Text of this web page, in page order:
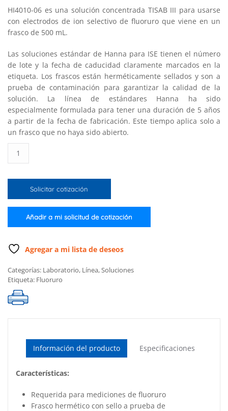
HI4010-06 es una solución concentrada TISAB III para usarse
con electrodos de ion selectivo de fluoruro que viene en un
frasco de 500 mL.
Las soluciones estándar de Hanna para ISE tienen el número
de lote y la fecha de caducidad claramente marcados en la
etiqueta. Los frascos están herméticamente sellados y son a
prueba de contaminación para garantizar la calidad de la
solución. La línea de estándares Hanna ha sido
especialmente formulada para tener una duración de 5 años
a partir de la fecha de fabricación. Este tiempo aplica solo a
un frasco que no haya sido abierto.
ISE
cantidad
Solicitar cotización
Añadir a mi solicitud de cotización
Agregar a mi lista de deseos
Categorías: Laboratorio, Línea,Soluciones
Etiqueta: Fluoruro
Información del producto Especificaciones
Características:
Requerida para mediciones de fluoruro
Frasco hermético con sello a prueba de